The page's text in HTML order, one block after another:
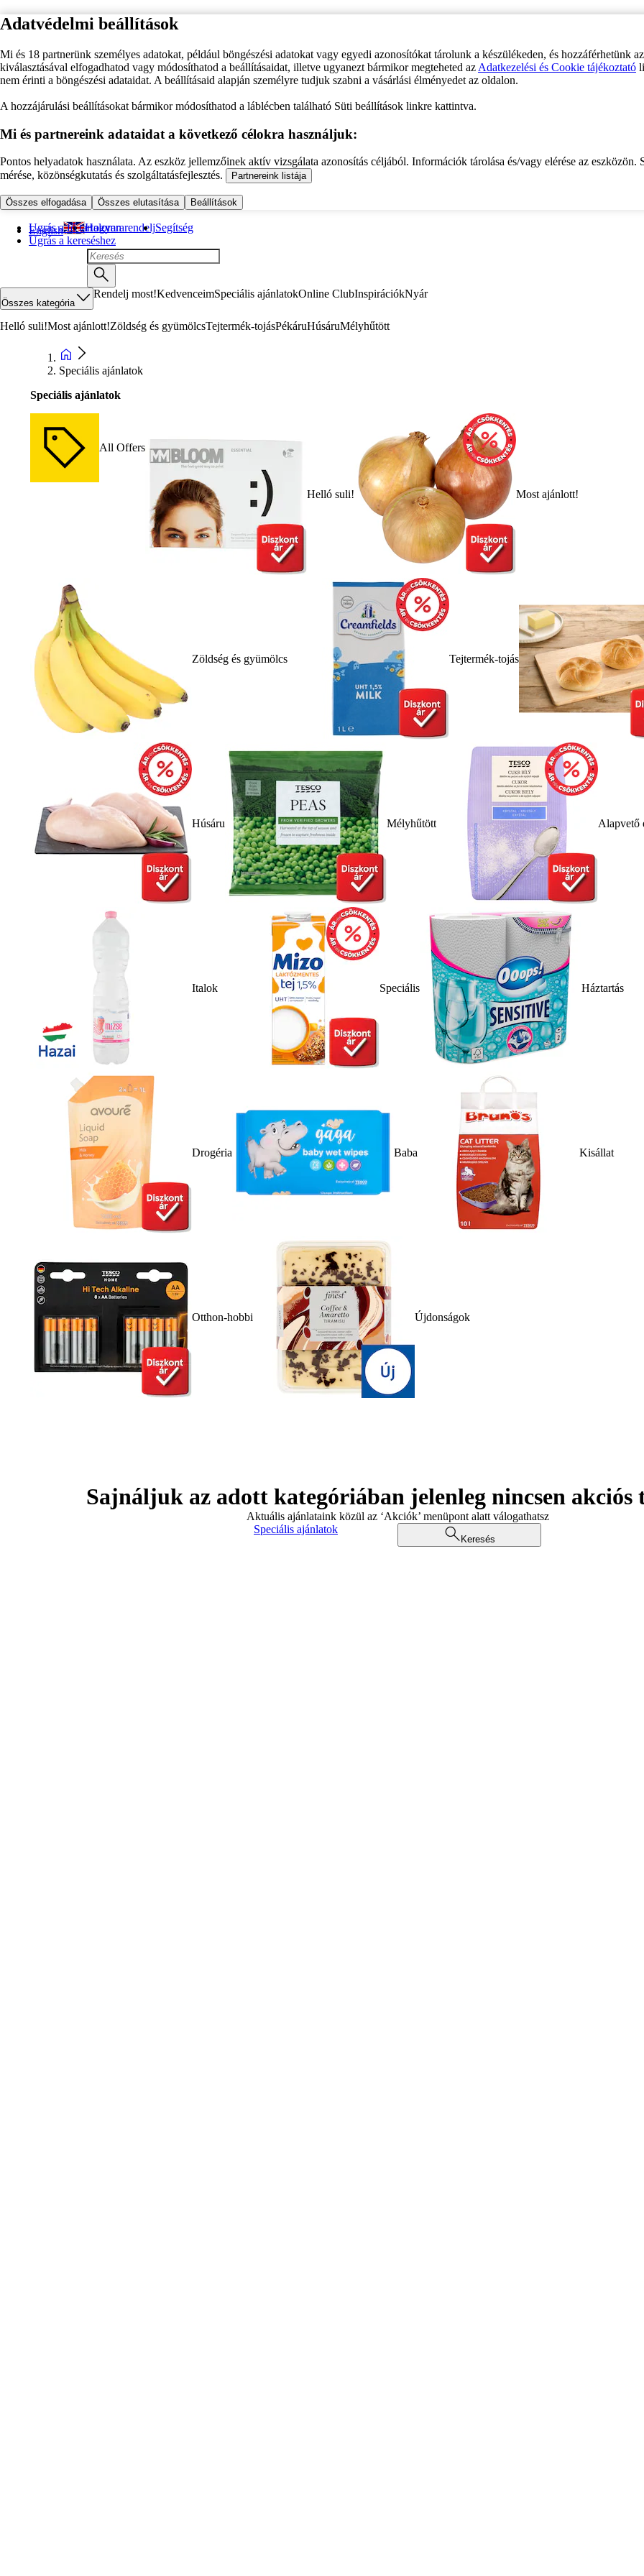
Adatvédelmi beállítások
Mi és 18 partnerünk személyes adatokat, például böngészési adatokat vagy egyedi azonosítókat tárolunk a készülékeden, és hozzáférhetünk
kiválasztásával elfogadhatod vagy módosíthatod a beállításaidat, illetve ugyanezt bármikor megteheted az Adatkezelési és Cookie tájékoztató
nem érinti a böngészési adataidat. A beállításaid alapján személyre tudjuk szabni a vásárlási élményedet az oldalon.
A hozzájárulási beállításokat bármikor módosíthatod a láblécben található Süti beállítások linkre kattintva.
Mi és partnereink adataidat a következő célokra használjuk:
Pontos helyadatok használata. Az eszköz jellemzőinek aktív vizsgálata azonosítás céljából. Információk tárolása és/vagy elérése az eszközön.
mérése, közönségkutatás és szolgáltatásfejlesztés.
Partnereink listája
Összes elfogadása Összes elutasítása Beállítások
Ugrás a fő tartalomra
Ugrás a kereséshez
English Hogyan rendeljSegítség
Összes kategória
Rendelj most!KedvenceimSpeciális ajánlatokOnline ClubInspirációkNyár
Helló suli!Most ajánlott!Zöldség és gyümölcsTejtermék-tojásPékáruHúsáruMélyhűtött
Speciális ajánlatok
Speciális ajánlatok
All Offers
Helló suli! Most ajánlott!
Zöldség és gyümölcs Tejtermék-tojás
Húsáru Mélyhűtött Alapvető
Italok Speciális Háztartás
Drogéria Baba Kisállat
Otthon-hobbi Újdonságok
Sajnáljuk az adott kategóriában jelenleg nincsen akciós
Aktuális ajánlataink közül az ‘Akciók’ menüpont alatt válogathatsz
Speciális ajánlatok
Keresés